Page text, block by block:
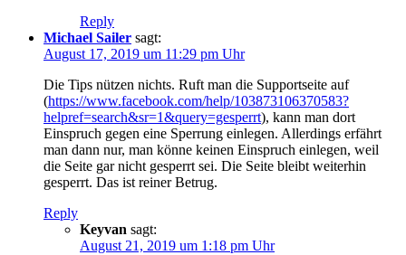
Reply
Michael Sailer sagt:
August 17, 2019 um 11:29 pm Uhr
Die Tips nützen nichts. Ruft man die Supportseite auf
(https://www.facebook.com/help/103873106370583?
helpref=search&sr=1&query=gesperrt), kann man dort
Einspruch gegen eine Sperrung einlegen. Allerdings erfährt
man dann nur, man könne keinen Einspruch einlegen, weil
die Seite gar nicht gesperrt sei. Die Seite bleibt weiterhin
gesperrt. Das ist reiner Betrug.
Reply
Keyvan sagt:
August 21, 2019 um 1:18 pm Uhr